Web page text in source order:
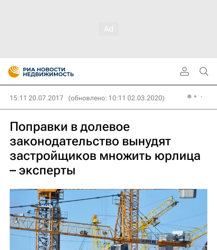
15:11 20.07.2017 (обновлено: 10:11 02.03.2020)
Поправки в долевое
законодательство вынудят
застройщиков множить юрлица
– эксперты